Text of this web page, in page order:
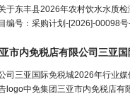
于东丰县2026年农村饮水水质
编号：采购计划-[2026]-00098
司三亚国际免税城2026年行业
logo中免集团三亚市内免税店